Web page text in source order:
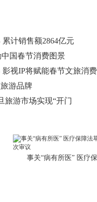
计销售额2864亿元
国春节消费图景
视IP将赋能春节文旅消费
游品牌
旅游市场实现“开门
事关“病有所医” 医疗保